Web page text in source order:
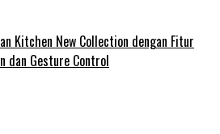
Kitchen New Collection dengan Fitur
dan Gesture Control